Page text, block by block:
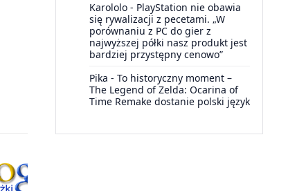
Karololo - PlayStation nie obawia
się rywalizacji z pecetami. „W
porównaniu z PC do gier z
najwyższej półki nasz produkt jest
bardziej przystępny cenowo”
Pika - To historyczny moment –
The Legend of Zelda: Ocarina of
Time Remake dostanie polski język